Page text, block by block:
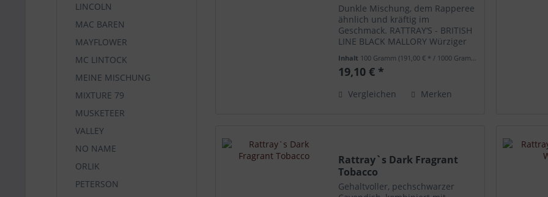
LINCOLN
MAC BAREN
MAYFLOWER
MC LINTOCK
MEINE MISCHUNG
MIXTURE 79
MUSKETEER
VALLEY
NO NAME
ORLIK
PETERSON
Dunkle Mischung, dem Rapperee
ähnlich und kräftig im
Geschmack. RATTRAY‘S - BRITISH
LINE BLACK MALLORY Würziger
geschnittene Virginiatabake
vereinen sich mit Black
Inhalt 100 Gramm(191,00 € * / 1000 Gramm)
19,10 € *
Vergleichen Merken
Rattray`s Dark Fragrant
Tobacco
Gehaltvoller, pechschwarzer